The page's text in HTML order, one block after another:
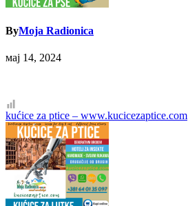
ByMoja Radionica
мај 14, 2024
Кретање
чланка
kućice za ptice – www.kucicezaptice.com